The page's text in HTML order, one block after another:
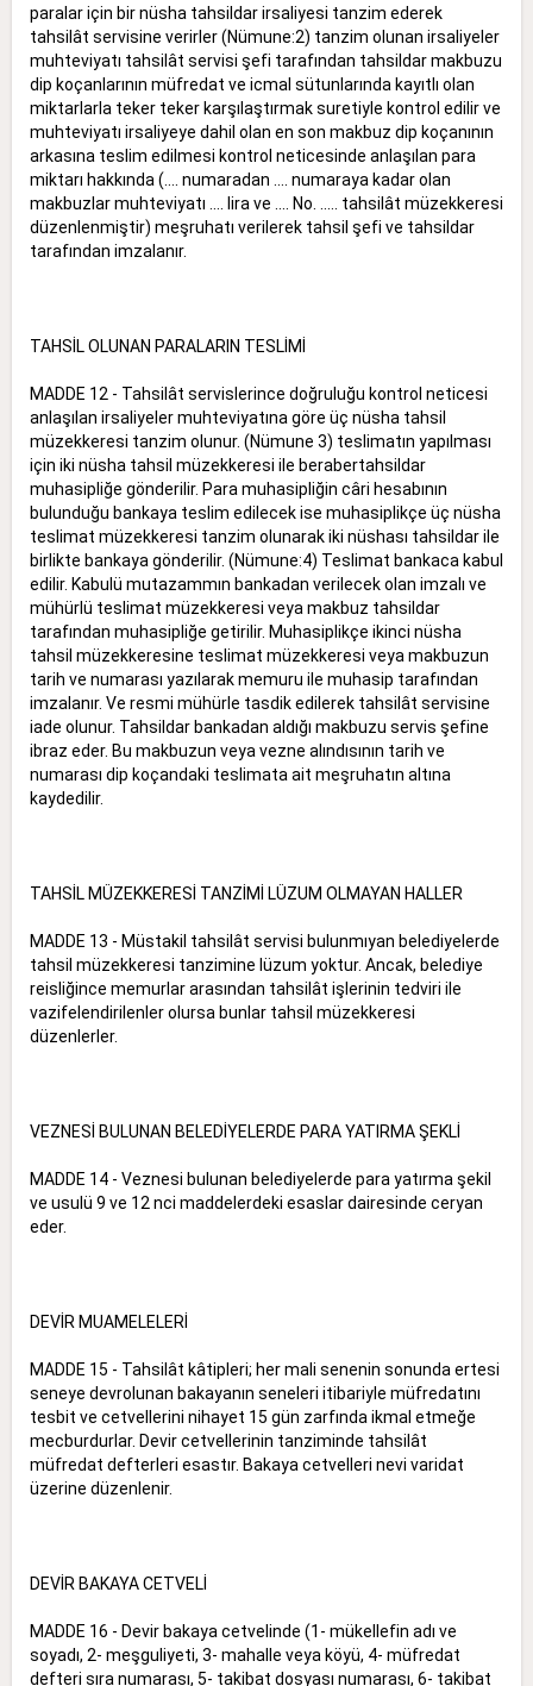
paralar için bir nüsha tahsildar irsaliyesi tanzim ederek
tahsilât servisine verirler (Nümune:2) tanzim olunan irsaliyeler
muhteviyatı tahsilât servisi şefi tarafından tahsildar makbuzu
dip koçanlarının müfredat ve icmal sütunlarında kayıtlı olan
miktarlarla teker teker karşılaştırmak suretiyle kontrol edilir ve
muhteviyatı irsaliyeye dahil olan en son makbuz dip koçanının
arkasına teslim edilmesi kontrol neticesinde anlaşılan para
miktarı hakkında (.... numaradan .... numaraya kadar olan
makbuzlar muhteviyatı .... lira ve .... No. ..... tahsilât müzekkeresi
düzenlenmiştir) meşruhatı verilerek tahsil şefi ve tahsildar
tarafından imzalanır.
TAHSİL OLUNAN PARALARIN TESLİMİ
MADDE 12 - Tahsilât servislerince doğruluğu kontrol neticesi
anlaşılan irsaliyeler muhteviyatına göre üç nüsha tahsil
müzekkeresi tanzim olunur. (Nümune 3) teslimatın yapılması
için iki nüsha tahsil müzekkeresi ile berabertahsildar
muhasipliğe gönderilir. Para muhasipliğin câri hesabının
bulunduğu bankaya teslim edilecek ise muhasiplikçe üç nüsha
teslimat müzekkeresi tanzim olunarak iki nüshası tahsildar ile
birlikte bankaya gönderilir. (Nümune:4) Teslimat bankaca kabul
edilir. Kabulü mutazammın bankadan verilecek olan imzalı ve
mühürlü teslimat müzekkeresi veya makbuz tahsildar
tarafından muhasipliğe getirilir. Muhasiplikçe ikinci nüsha
tahsil müzekkeresine teslimat müzekkeresi veya makbuzun
tarih ve numarası yazılarak memuru ile muhasip tarafından
imzalanır. Ve resmi mühürle tasdik edilerek tahsilât servisine
iade olunur. Tahsildar bankadan aldığı makbuzu servis şefine
ibraz eder. Bu makbuzun veya vezne alındısının tarih ve
numarası dip koçandaki teslimata ait meşruhatın altına
kaydedilir.
TAHSİL MÜZEKKERESİ TANZİMİ LÜZUM OLMAYAN HALLER
MADDE 13 - Müstakil tahsilât servisi bulunmıyan belediyelerde
tahsil müzekkeresi tanzimine lüzum yoktur. Ancak, belediye
reisliğince memurlar arasından tahsilât işlerinin tedviri ile
vazifelendirilenler olursa bunlar tahsil müzekkeresi
düzenlerler.
VEZNESİ BULUNAN BELEDİYELERDE PARA YATIRMA ŞEKLİ
MADDE 14 - Veznesi bulunan belediyelerde para yatırma şekil
ve usulü 9 ve 12 nci maddelerdeki esaslar dairesinde ceryan
eder.
DEVİR MUAMELELERİ
MADDE 15 - Tahsilât kâtipleri; her mali senenin sonunda ertesi
seneye devrolunan bakayanın seneleri itibariyle müfredatını
tesbit ve cetvellerini nihayet 15 gün zarfında ikmal etmeğe
mecburdurlar. Devir cetvellerinin tanziminde tahsilât
müfredat defterleri esastır. Bakaya cetvelleri nevi varidat
üzerine düzenlenir.
DEVİR BAKAYA CETVELİ
MADDE 16 - Devir bakaya cetvelinde (1- mükellefin adı ve
soyadı, 2- meşguliyeti, 3- mahalle veya köyü, 4- müfredat
defteri sıra numarası, 5- takibat dosyası numarası, 6- takibat